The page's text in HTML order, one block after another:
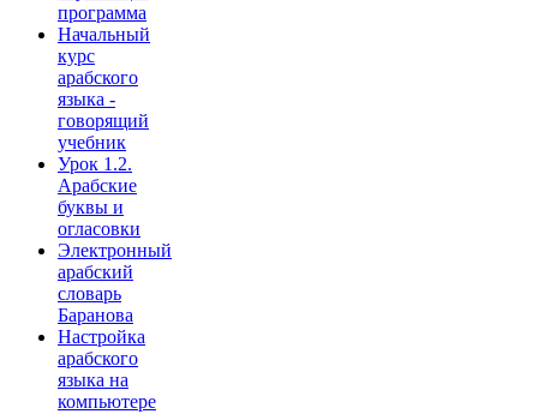
программа
Начальный
курс
арабского
языка -
говорящий
учебник
Урок 1.2.
Арабские
буквы и
огласовки
Электронный
арабский
словарь
Баранова
Настройка
арабского
языка на
компьютере